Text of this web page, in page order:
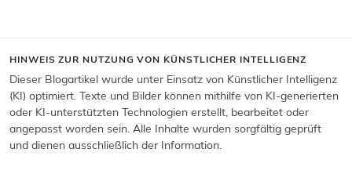
HINWEIS ZUR NUTZUNG VON KÜNSTLICHER INTELLIGENZ
Dieser Blogartikel wurde unter Einsatz von Künstlicher Intelligenz
(KI) optimiert. Texte und Bilder können mithilfe von KI-generierten
oder KI-unterstützten Technologien erstellt, bearbeitet oder
angepasst worden sein. Alle Inhalte wurden sorgfältig geprüft
und dienen ausschließlich der Information.